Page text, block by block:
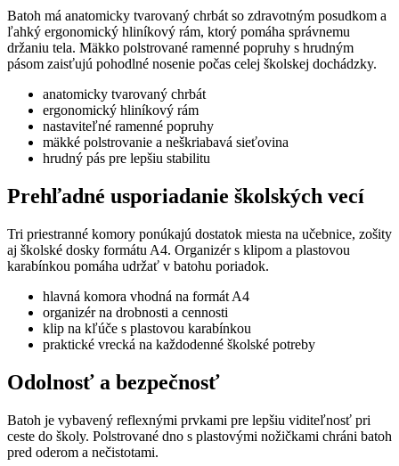
Batoh má anatomicky tvarovaný chrbát so zdravotným posudkom a
ľahký ergonomický hliníkový rám, ktorý pomáha správnemu
držaniu tela. Mäkko polstrované ramenné popruhy s hrudným
pásom zaisťujú pohodlné nosenie počas celej školskej dochádzky.
anatomicky tvarovaný chrbát
ergonomický hliníkový rám
nastaviteľné ramenné popruhy
mäkké polstrovanie a neškriabavá sieťovina
hrudný pás pre lepšiu stabilitu
Prehľadné usporiadanie školských vecí
Tri priestranné komory ponúkajú dostatok miesta na učebnice, zošity
aj školské dosky formátu A4. Organizér s klipom a plastovou
karabínkou pomáha udržať v batohu poriadok.
hlavná komora vhodná na formát A4
organizér na drobnosti a cennosti
klip na kľúče s plastovou karabínkou
praktické vrecká na každodenné školské potreby
Odolnosť a bezpečnosť
Batoh je vybavený reflexnými prvkami pre lepšiu viditeľnosť pri
ceste do školy. Polstrované dno s plastovými nožičkami chráni batoh
pred oderom a nečistotami.